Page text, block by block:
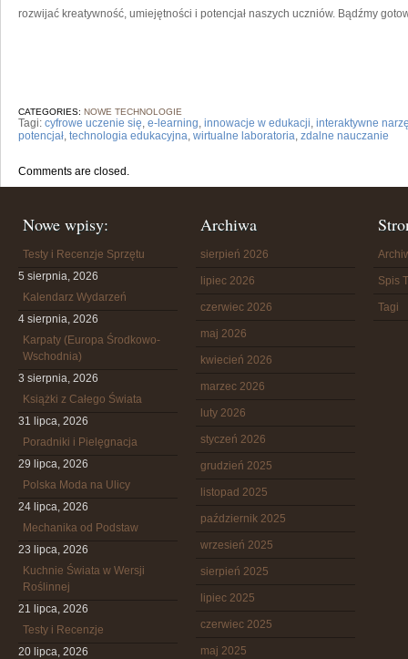
rozwijać kreatywność, umiejętności i potencjał naszych uczniów. Bądźmy
CATEGORIES: NOWE TECHNOLOGIE
Tagi: cyfrowe uczenie się, e-learning, innowacje w edukacji, interaktywne
potencjał, technologia edukacyjna, wirtualne laboratoria, zdalne nauczanie
Comments are closed.
Nowe wpisy:
Testy i Recenzje Sprzętu
5 sierpnia, 2026
Kalendarz Wydarzeń
4 sierpnia, 2026
Karpaty (Europa Środkowo-
Wschodnia)
3 sierpnia, 2026
Książki z Całego Świata
31 lipca, 2026
Poradniki i Pielęgnacja
29 lipca, 2026
Polska Moda na Ulicy
24 lipca, 2026
Mechanika od Podstaw
23 lipca, 2026
Kuchnie Świata w Wersji
Roślinnej
21 lipca, 2026
Testy i Recenzje
20 lipca, 2026
Archiwa
sierpień 2026
lipiec 2026
czerwiec 2026
maj 2026
kwiecień 2026
marzec 2026
luty 2026
styczeń 2026
grudzień 2025
listopad 2025
październik 2025
wrzesień 2025
sierpień 2025
lipiec 2025
czerwiec 2025
maj 2025
Spis
Tagi